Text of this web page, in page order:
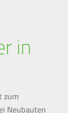
in
zum
Neubauten